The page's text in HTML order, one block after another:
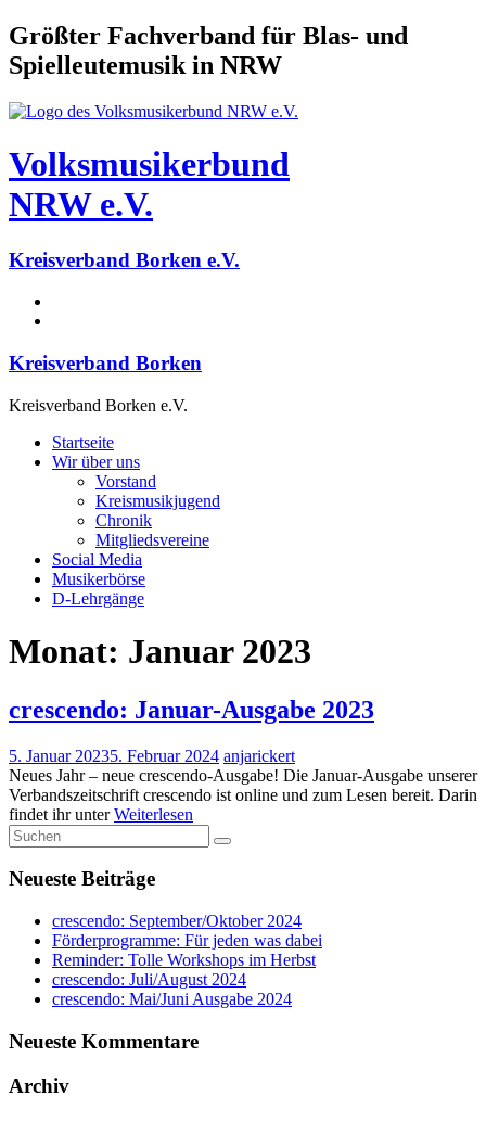
Größter Fachverband für Blas- und
Spielleutemusik in NRW
Volksmusikerbund
NRW e.V.
Kreisverband Borken e.V.
Kreisverband Borken
Kreisverband Borken e.V.
Startseite
Wir über uns
Vorstand
Kreismusikjugend
Chronik
Mitgliedsvereine
Social Media
Musikerbörse
D-Lehrgänge
Monat: Januar 2023
crescendo: Januar-Ausgabe 2023
5. Januar 20235. Februar 2024 anjarickert
Neues Jahr – neue crescendo-Ausgabe! Die Januar-Ausgabe unserer
Verbandszeitschrift crescendo ist online und zum Lesen bereit. Darin
findet ihr unterWeiterlesen
Neueste Beiträge
crescendo: September/Oktober 2024
Förderprogramme: Für jeden was dabei
Reminder: Tolle Workshops im Herbst
crescendo: Juli/August 2024
crescendo: Mai/Juni Ausgabe 2024
Neueste Kommentare
Archiv